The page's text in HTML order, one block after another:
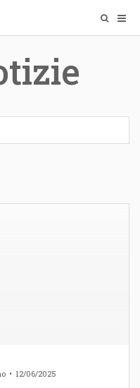
12/06/2025